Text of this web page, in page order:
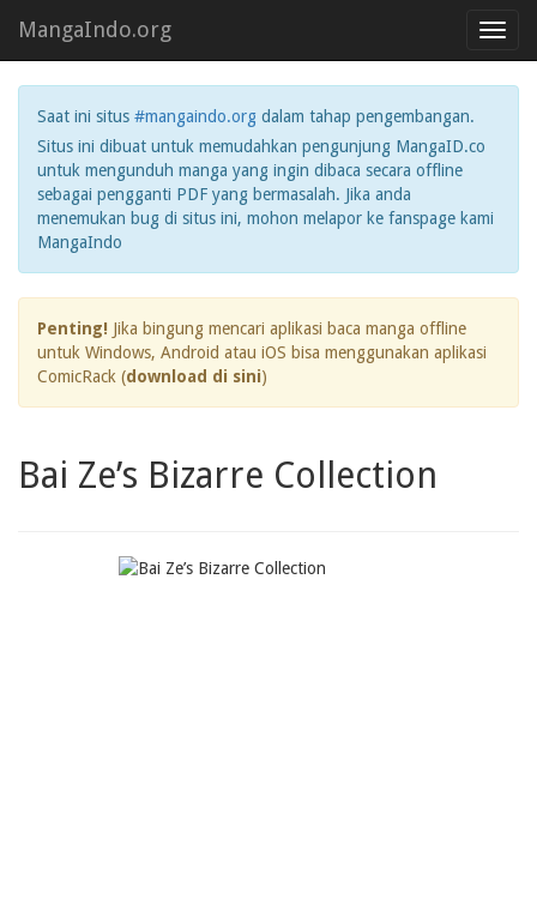
MangaIndo.org
Saat ini situs #mangaindo.org dalam tahap pengembangan.
Situs ini dibuat untuk memudahkan pengunjung MangaID.co
untuk mengunduh manga yang ingin dibaca secara offline
sebagai pengganti PDF yang bermasalah. Jika anda
menemukan bug di situs ini, mohon melapor ke fanspage kami
MangaIndo
Penting! Jika bingung mencari aplikasi baca manga offline
untuk Windows, Android atau iOS bisa menggunakan aplikasi
ComicRack (download di sini)
Bai Ze’s Bizarre Collection